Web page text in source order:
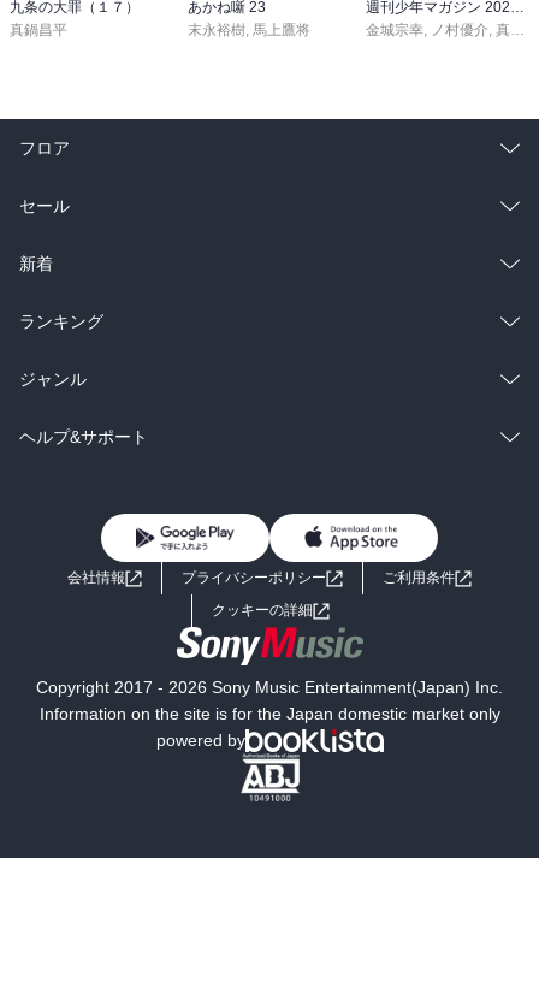
九条の大罪（１７）
真鍋昌平
あかね噺 23
末永裕樹, 馬上鷹将
週刊少年マガジン 2026年36・37号[2026年8月5日発売]
金城宗幸, ノ村優介, 真島ヒロ
フロア
総合
ラノベ
雑誌・グラビア
BL・TL
セール
総合
ラノベ
雑誌・グラビア
BL・TL
新着
総合
ラノベ
雑誌・グラビア
ランキング
総合
ラノベ
ジャンル
コミック
ライトノベル 男子向けラノベ
小説
海外小説
ミステリー SF
文学
ヘルプ&サポート
よくあるご質問 お問い合わせ
会社情報 プライバシーポリシー
ご利用条件
クッキーの詳細
Copyright 2017 - 2026 Sony Music Entertainment(Japan) Inc.
Information on the site is for the Japan domestic market only
powered by